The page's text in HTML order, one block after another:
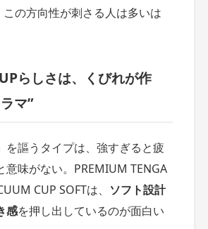
この方向性が刺さる人は多いは
らしさは、くびれが作
マ”
を謳うタイプは、強すぎると疲
意味がない。PREMIUM TENGA
CUP SOFTは、 ソフト設計
感を押し出しているのが面白い